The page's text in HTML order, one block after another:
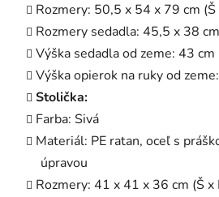
Rozmery: 50,5 x 54 x 79 cm (Š
Rozmery sedadla: 45,5 x 38
Výška sedadla od zeme: 43 cm
Výška opierok na ruky od
Stolička:
Farba: Sivá
Materiál: PE ratan, oceľ s
úpravou
Rozmery: 41 x 41 x 36 cm (Š x